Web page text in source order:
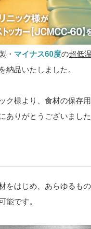
・ マイナス60度の超低
を納品いたしました。
ク様より、食材の保存
ありがとうございました
をはじめ、あらゆるも
能です。